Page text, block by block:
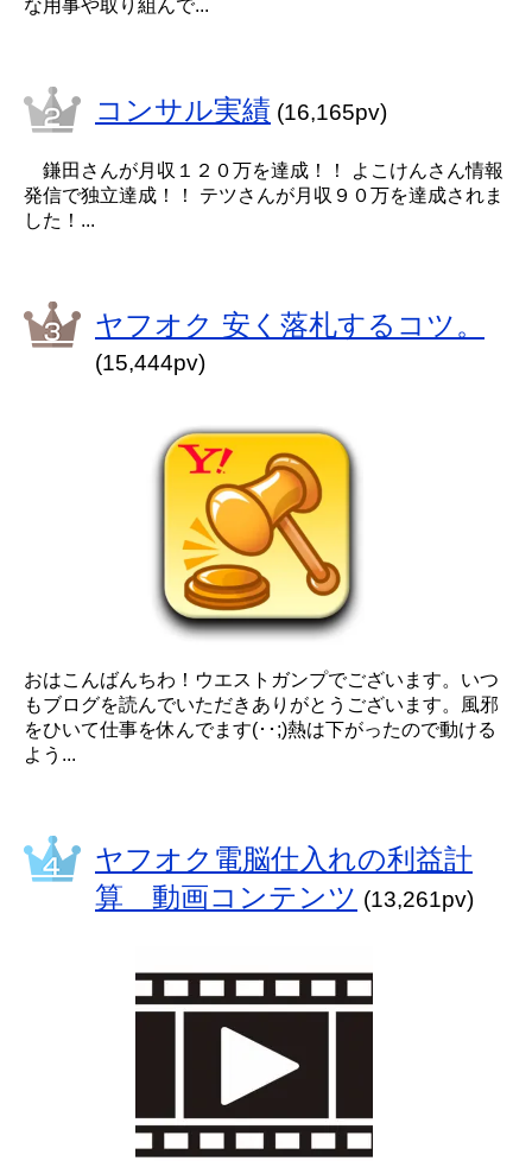
な用事や取り組んで...
コンサル実績 (16,165pv)
鎌田さんが月収１２０万を達成！！ よこけんさん情報
発信で独立達成！！ テツさんが月収９０万を達成されま
した！...
ヤフオク 安く落札するコツ。
(15,444pv)
おはこんばんちわ！ウエストガンプでございます。いつ
もブログを読んでいただきありがとうございます。風邪
をひいて仕事を休んでます(･･;)熱は下がったので動ける
よう...
ヤフオク電脳仕入れの利益計
算 動画コンテンツ (13,261pv)